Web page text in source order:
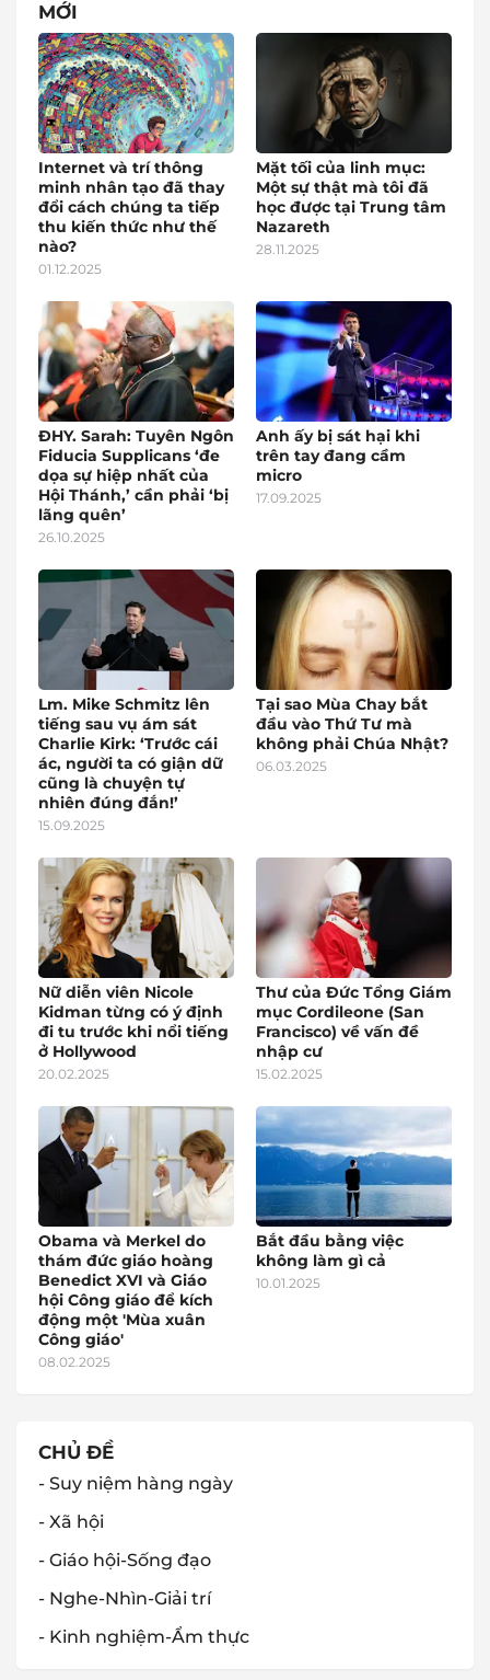
MỚI
Internet và trí thông
minh nhân tạo đã thay
đổi cách chúng ta tiếp
thu kiến thức như thế
nào?
01.12.2025
Mặt tối của linh mục:
Một sự thật mà tôi đã
học được tại Trung tâm
Nazareth
28.11.2025
ĐHY. Sarah: Tuyên Ngôn
Fiducia Supplicans ‘đe
dọa sự hiệp nhất của
Hội Thánh,’ cần phải ‘bị
lãng quên’
26.10.2025
Anh ấy bị sát hại khi
trên tay đang cầm
micro
17.09.2025
Lm. Mike Schmitz lên
tiếng sau vụ ám sát
Charlie Kirk: ‘Trước cái
ác, người ta có giận dữ
cũng là chuyện tự
nhiên đúng đắn!’
15.09.2025
Tại sao Mùa Chay bắt
đầu vào Thứ Tư mà
không phải Chúa Nhật?
06.03.2025
Nữ diễn viên Nicole
Kidman từng có ý định
đi tu trước khi nổi tiếng
ở Hollywood
20.02.2025
Thư của Đức Tổng Giám
mục Cordileone (San
Francisco) về vấn đề
nhập cư
15.02.2025
Obama và Merkel do
thám đức giáo hoàng
Benedict XVI và Giáo
hội Công giáo để kích
động một 'Mùa xuân
Công giáo'
08.02.2025
Bắt đầu bằng việc
không làm gì cả
10.01.2025
CHỦ ĐỀ
- Suy niệm hàng ngày
- Xã hội
- Giáo hội-Sống đạo
- Nghe-Nhìn-Giải trí
- Kinh nghiệm-Ẩm thực